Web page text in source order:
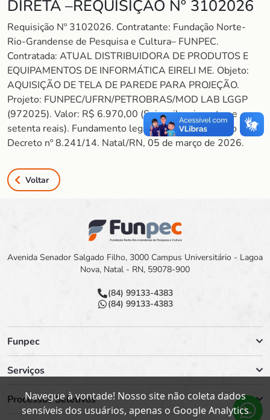
DIRETA –REQUISIÇÃO Nº 3102026
Requisição Nº 3102026. Contratante: Fundação Norte-
Rio-Grandense de Pesquisa e Cultura– FUNPEC.
Contratada: ATUAL DISTRIBUIDORA DE PRODUTOS E
EQUIPAMENTOS DE INFORMÁTICA EIRELI ME. Objeto:
AQUISIÇÃO DE TELA DE PAREDE PARA PROJEÇÃO.
Projeto: FUNPEC/UFRN/PETROBRAS/MOD LAB LGGP
(972025). Valor: R$ 6.970,00 (Seis mil, seiscentos e
setenta reais). Fundamento legal: Art. 26, Inciso II do
Decreto nº 8.241/14. Natal/RN, 05 de março de 2026.
Voltar
Avenida Senador Salgado Filho, 3000 Campus Universitário - Lagoa
Nova, Natal - RN, 59078-900
(84) 99133-4383
(84) 99133-4383
Funpec
Serviços
Processos Seletivos
Navegue à vontade! Nosso site não coleta dados
sensíveis dos usuários, apenas o Google Analytics